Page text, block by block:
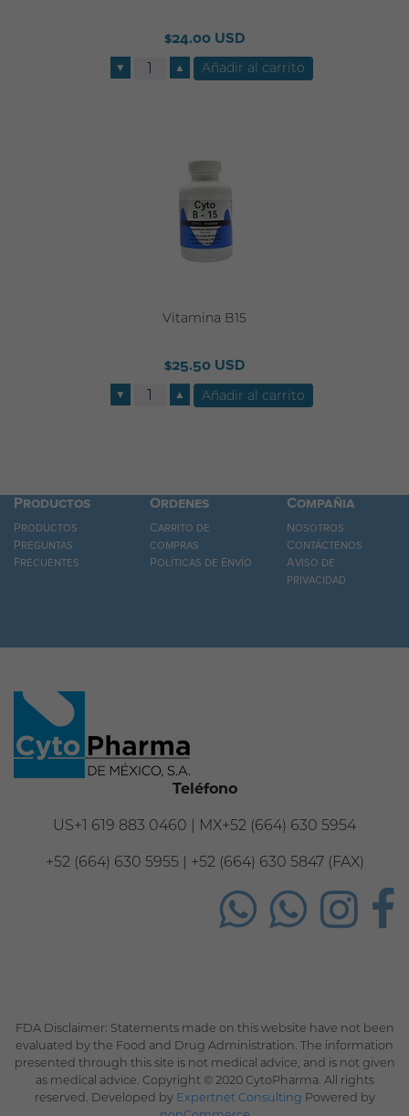
$24.00 USD
▼ ▲
Vitamina B15
$25.50 USD
▼ ▲
Productos
Productos
Preguntas
Frecuentes
Ordenes
Carrito de
compras
Políticas de Envío
Compañia
Nosotros
Contáctenos
Aviso de
privacidad
Teléfono
US+1 619 883 0460 | MX+52 (664) 630 5954
+52 (664) 630 5955 | +52 (664) 630 5847 (FAX)
FDA Disclaimer: Statements made on this website have not been
evaluated by the Food and Drug Administration. The information
presented through this site is not medical advice, and is not given
as medical advice. Copyright © 2020 CytoPharma. All rights
reserved. Developed by Expertnet Consulting Powered by